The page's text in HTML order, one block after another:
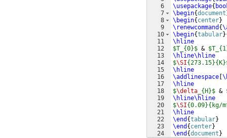
6
7
8
9
10
11
12
13
14
15
16
17
18
19
20
21
22
23
24
\usepackage{
\begin{document
\begin{ center}
\renewcommand {
\begin{tabular}
\hline
$T_{0}$ &
\hline\hline
$\SI
\hline
\addlinespace
\hline
$\delta _{H}$ &
\hline\hline
$\SI{0.09}{kg/
\hline
\end {tabular}
\end { center}
\end {document }